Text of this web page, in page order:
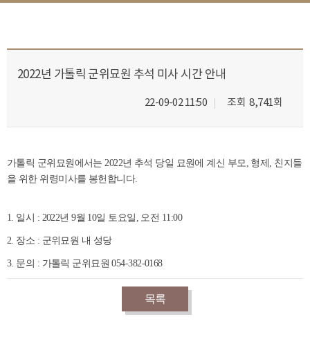
2022년 가톨릭 군위묘원 추석 미사 시간 안내
22-09-02 11:50 조회 8,741회
가톨릭 군위묘원에서는 2022년 추석 당일 묘원에 계신 부모, 형제, 친지들
을 위한 위령미사를 봉헌합니다.
1. 일시 : 2022년 9월 10일 토요일, 오전 11:00
2. 장소 : 군위묘원 내 성당
3. 문의 : 가톨릭 군위묘원 054-382-0168
목록